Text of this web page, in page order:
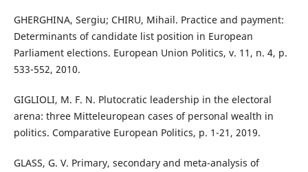
GHERGHINA, Sergiu; CHIRU, Mihail. Practice and payment:
Determinants of candidate list position in European
Parliament elections. European Union Politics, v. 11, n. 4, p.
533-552, 2010.
GIGLIOLI, M. F. N. Plutocratic leadership in the electoral
arena: three Mitteleuropean cases of personal wealth in
politics. Comparative European Politics, p. 1-21, 2019.
GLASS, G. V. Primary, secondary and meta-analysis of